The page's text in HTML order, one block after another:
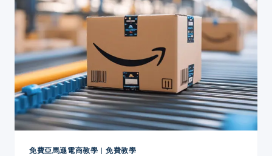
解
讀：
您
的
商
品
身
份
證
免費亞馬遜電商教學 |免費教學